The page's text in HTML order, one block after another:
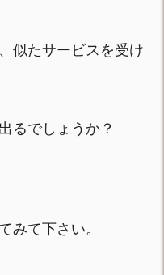
似たサービスを受け
るでしょうか？
みて下さい。